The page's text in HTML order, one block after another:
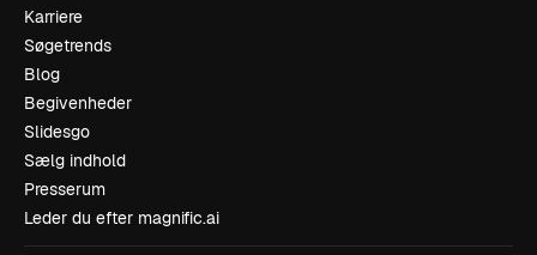
Karriere
Søgetrends
Blog
Begivenheder
Slidesgo
Sælg indhold
Presserum
Leder du efter magnific.ai